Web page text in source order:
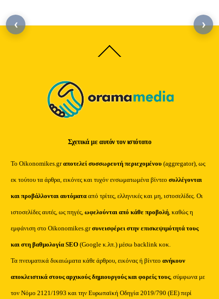
Back
To
Σχετικά με αυτόν τον ιστότοπο
Το Oikonomikes.grαποτελεί συσσωρευτή περιεχομένου (aggregator), ως
εκ τούτου τα άρθρα, εικόνες και τυχόν ενσωματωμένα βίντεοσυλλέγονται
και προβάλλονται αυτόματααπό τρίτες, ελληνικές και μη, ιστοσελίδες. Οι
ιστοσελίδες αυτές, ως πηγές,ωφελούνται από κάθε προβολή, καθώς η
εμφάνιση στο Oikonomikes.grσυνεισφέρει στην επισκεψιμότητά τους
και στη βαθμολογία SEO (Google κ.λπ.) μέσω backlink κοκ.
Τα πνευματικά δικαιώματα κάθε άρθρου, εικόνας ή βίντεοανήκουν
αποκλειστικά στους αρχικούς δημιουργούς και φορείς τους, σύμφωνα με
τον Νόμο 2121/1993 και την Ευρωπαϊκή Οδηγία 2019/790 (ΕΕ) περί
‹ ›